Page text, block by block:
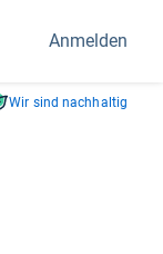
Anmelden
Wir sind nachhaltig